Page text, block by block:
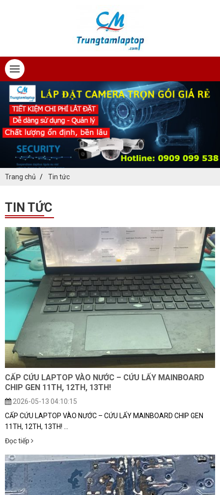
Trang chủ Tin tức
TIN TỨC
CẤP CỨU LAPTOP VÀO NƯỚC – CỨU LẤY MAINBOARD
CHIP GEN 11TH, 12TH, 13TH!
2026-05-13 04:10:15
CẤP CỨU LAPTOP VÀO NƯỚC – CỨU LẤY MAINBOARD CHIP GEN
11TH, 12TH, 13TH! ...
Đọc tiếp